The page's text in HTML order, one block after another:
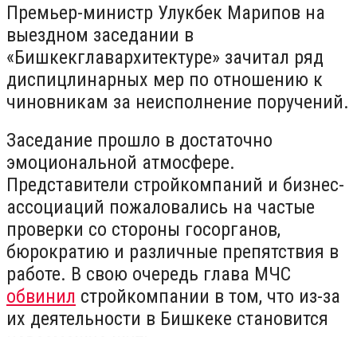
Премьер-министр Улукбек Марипов на
выездном заседании в
«Бишкекглавархитектуре» зачитал ряд
диспицлинарных мер по отношению к
чиновникам за неисполнение поручений.
Заседание прошло в достаточно
эмоциональной атмосфере.
Представители стройкомпаний и бизнес-
ассоциаций пожаловались на частые
проверки со стороны госорганов,
бюрократию и различные препятствия в
работе. В свою очередь глава МЧС
обвинил стройкомпании в том, что из-за
их деятельности в Бишкеке становится